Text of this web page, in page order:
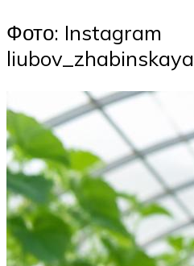
Фото: Instagram
liubov_zhabinskaya